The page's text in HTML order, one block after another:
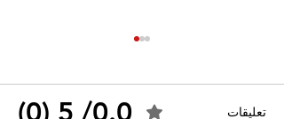
تعليقات 0.0/ 5 (0)